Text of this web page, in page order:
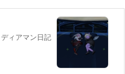
ディアマン日記